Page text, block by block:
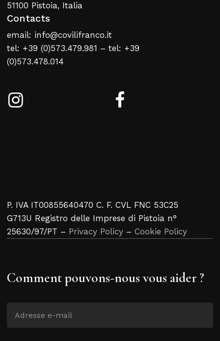
51100 Pistoia, Italia
Contacts
email: info@covilifranco.it
tel: +39 (0)573.479.981 – tel: +39
(0)573.478.014
P. IVA IT00855640470 C. F. CVL FNC 53C25
G713U Registro delle Imprese di Pistoia n°
25630/97/PT – Privacy Policy – Cookie Policy
Comment pouvons-nous vous aider ?